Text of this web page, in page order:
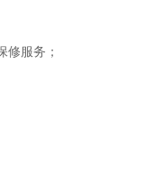
修服务；